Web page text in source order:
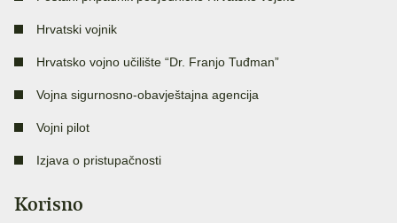
Hrvatski vojnik
Hrvatsko vojno učilište “Dr. Franjo Tuđman”
Vojna sigurnosno-obavještajna agencija
Vojni pilot
Izjava o pristupačnosti
Korisno